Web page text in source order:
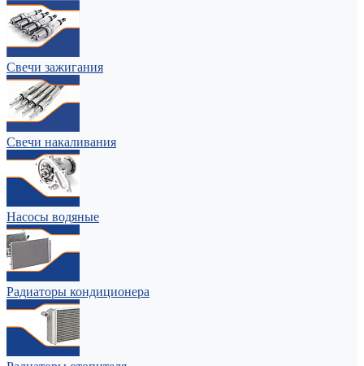
Свечи зажигания
Свечи накаливания
Насосы водяные
Радиаторы кондиционера